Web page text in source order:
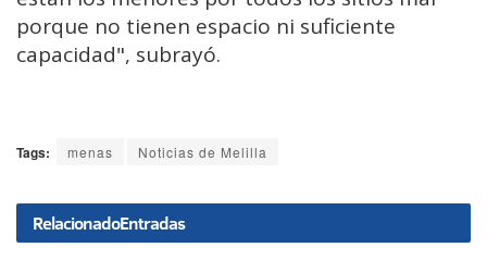
porque no tienen espacio ni suficiente
capacidad", subrayó.
Tags: menas Noticias de Melilla
RelacionadoEntradas